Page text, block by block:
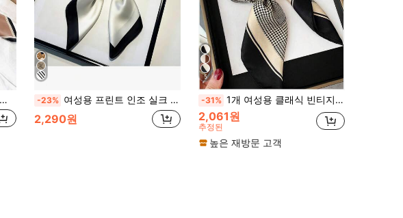
-23% 여성용 프린트 인조 실크 스퀘어 스카프, 통기성 있는 다기능 헤어밴드/넥 스카프/가방 액세서리 패션 액세서리, 1개, 26.77인치
2,290원
5
-31% 1개 여성용 클래식 빈티지 프렌치 프레임 하운드투스 프린트 다용도 스카프, 봄/여름 휴가, 파티, 해변, 연회 의상에 적합
2,061원
추정된
높은 재방문 고객